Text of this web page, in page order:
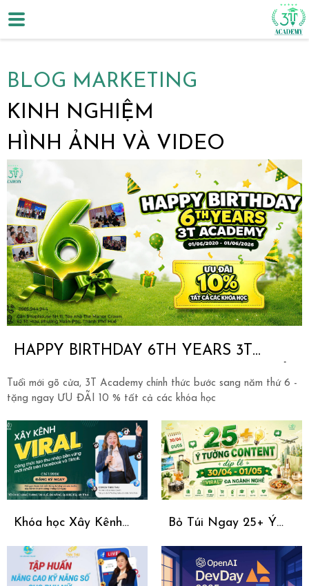
BLOG MARKETING
KINH NGHIỆM
HÌNH ẢNH VÀ VIDEO
HAPPY BIRTHDAY 6TH YEARS 3T
ACADEMY - ƯU ĐÃI NGẬP TRÀN THỔI
NẾN 6 TUỔI CÙNG 3T ACADEMY
Tuổi mới gõ cửa, 3T Academy chính thức bước sang năm thứ 6 -
tặng ngay ƯU ĐÃI 10 % tất cả các khóa học
Khóa học Xây Kênh
thu nhập bền vững
trên Facebook &
Bỏ Túi Ngay 25+ Ý
Marketing 30/4 - 1/5
Viral Đa Ngành Nghề